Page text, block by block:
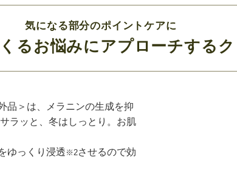
気になる部分のポイントケアに
るお悩みにアプローチする
＞は、メラニンの生成を抑
ラッと、冬はしっとり。お肌
ゆっくり浸透※2させるので効